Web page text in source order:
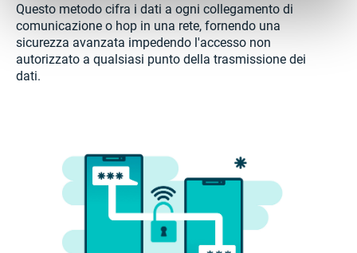
Questo metodo cifra i dati a ogni collegamento di
comunicazione o hop in una rete, fornendo una
sicurezza avanzata impedendo l'accesso non
autorizzato a qualsiasi punto della trasmissione dei
dati.